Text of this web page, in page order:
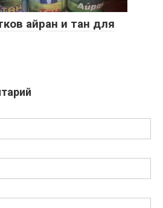
айран и тан для